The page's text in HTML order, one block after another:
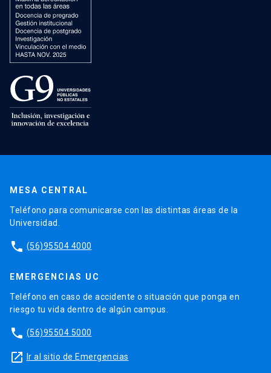
MESA CENTRAL
Teléfono para comunicarse con las distintas áreas de la
Universidad.
phone (56)95504 4000
EMERGENCIAS UC
Teléfono en caso de accidente o situación que ponga en
riesgo tu vida dentro de algún campus.
phone (56)95504 5000
launch Ir al sitio de Emergencias